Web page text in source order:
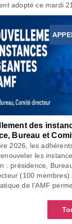
adopté ce mardi
des
Bureau et
2026, les
les
: présidence,
(100
de l’AMF